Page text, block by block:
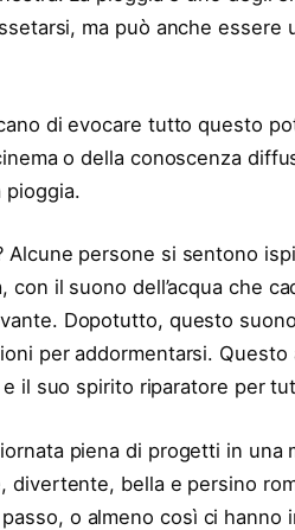
ma può anche essere
di evocare tutto questo
o della conoscenza
pioggia.
Alcune persone si sentono
con il suono dell’acqua che
Dopotutto, questo
per addormentarsi.
e il suo spirito riparatore per
piena di progetti in
divertente, bella e persino
o almeno così ci hanno